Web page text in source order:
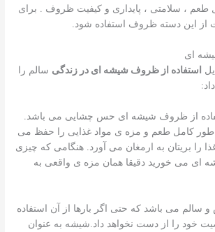
طعم ، سلامتی ، پایداری و کیفیت ظروف . برای
از این دسته ظروف استفاده شود.
ای
استفاده از ظروف شیشه ای در زندگی سالم را
از ظروف شیشه ای حس چشایی می باشد.
کامل طعم و مزه ی مواد غذایی را حفظ می
را بریتان به ارمغان می آورد. هنگامی که چیزی
ای می خورید دقیقا همان مزه ی واقعی به
سالم می باشد که حتی اگر بارها از آن استفاده
خود را از دست نخواهد داد.شیشه به عنوان